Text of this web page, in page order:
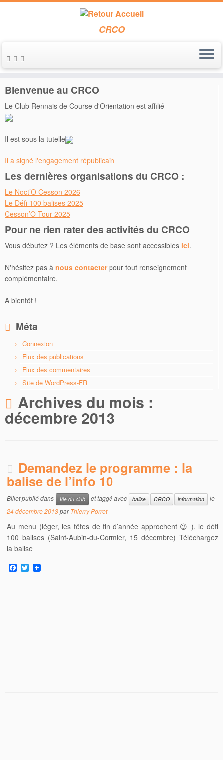
Passer
au
CRCO
Accueil » 2013 » décembre
Bienvenue au CRCO
Le Club Rennais de Course d'Orientation est affilié
Il est sous la tutelle
Il a signé l'engagement républicain
Les dernières organisations du CRCO :
Le Noct’O Cesson 2026
Le Défi 100 balises 2025
Cesson’O Tour 2025
Pour ne rien rater des activités du CRCO
Vous débutez ? Les éléments de base sont accessibles ici.
N'hésitez pas à nous contacterpour tout renseignement
complémentaire.
A bientôt !
Méta
Connexion
Flux des publications
Flux des commentaires
Site de WordPress-FR
Archives du mois :
décembre 2013
Demandez le programme : la
balise de l’info 10
Billet publié dans Vie du club et taggé avec balise CRCO information
le
24 décembre 2013parThierry Porret
Au menu (léger, les fêtes de fin d’année approchent 😉 ), le défi
100 balises (Saint-Aubin-du-Cormier, 15 décembre) Téléchargez
la balise
F
a
T
w